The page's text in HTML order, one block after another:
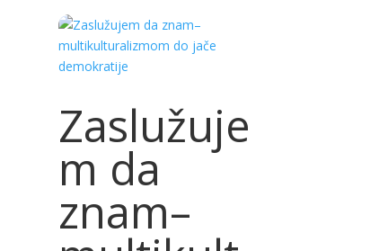
Zaslužuje
m da
znam–